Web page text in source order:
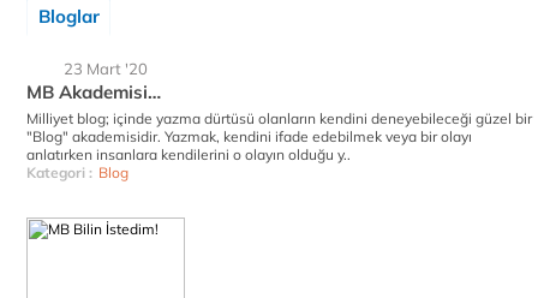
Bloglar
23 Mart '20
MB Akademisi…
Milliyet blog; içinde yazma dürtüsü olanların kendini deneyebileceği güzel bir
"Blog" akademisidir. Yazmak, kendini ifade edebilmek veya bir olayı
anlatırken insanlara kendilerini o olayın olduğu y..
Kategori : Blog